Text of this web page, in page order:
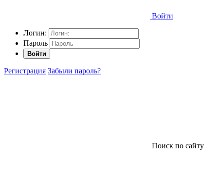
Войти
Логин:
Пароль
Войти
Регистрация Забыли пароль?
Поиск по сайту